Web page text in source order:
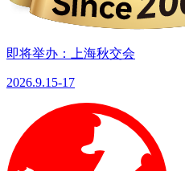
即将举办：上海秋交会
2026.9.15-17